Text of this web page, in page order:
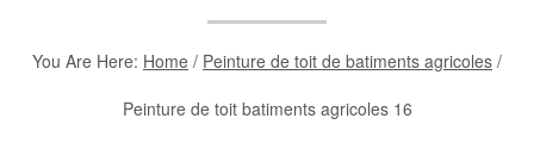
You Are Here: Home / Peinture de toit de batiments agricoles /
Peinture de toit batiments agricoles 16